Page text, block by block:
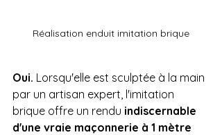
Réalisation enduit imitation brique
Oui. Lorsqu'elle est sculptée à la main
par un artisan expert, l'imitation
brique offre un rendu indiscernable
d'une vraie maçonnerie à 1 mètre